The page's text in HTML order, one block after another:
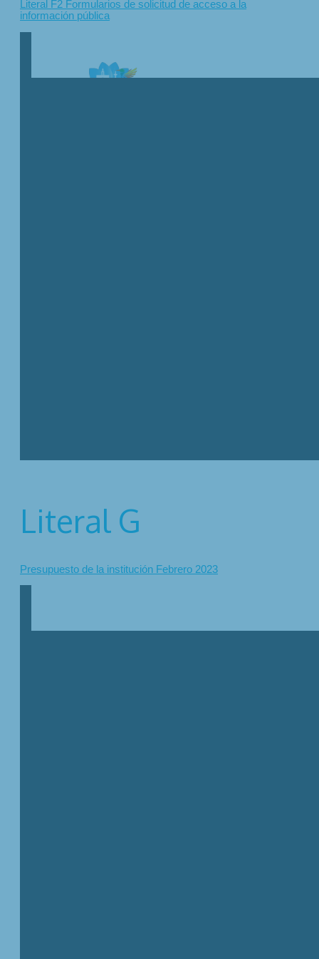
Literal F2 Formularios de solicitud de acceso a la
información pública
Literal G
Presupuesto de la institución Febrero 2023